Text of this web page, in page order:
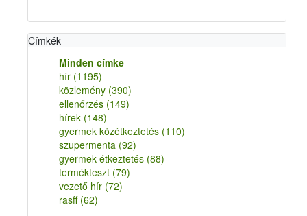
Címkék
Minden címke
hír (1195)
közlemény (390)
ellenőrzés (149)
hírek (148)
gyermek közétkeztetés (110)
szupermenta (92)
gyermek étkeztetés (88)
termékteszt (79)
vezető hír (72)
rasff (62)